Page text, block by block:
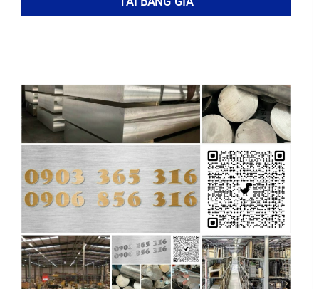
thành phần hóa học đặc biệt và khả năng chống
vô cùng quan trọng.
Quá trình sản xuấthợp kim 254SMOthường bắt
đầu bằng việc nấu chảy các nguyên tố hợp kim
trong lò điện hồ quang hoặc lò cảm ứng chân
không. Các nguyên tố chính như niken, crom,
molypden và đồng được kết hợp theo tỷ lệ
chính xác để tạo ra thành phần hóa học mong
. Quá trình nấu chảy chân
không giúp loại bỏ các tạp chất và khí hòa tan,
cải thiện độ tinh khiết và tính đồng nhất của hợp
kim.Ví dụ, việc kiểm soát chặt chẽ hàm lượng